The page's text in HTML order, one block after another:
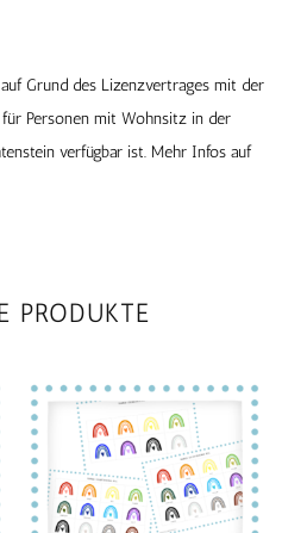
Grund des Lizenzvertrages mit der
Personen mit Wohnsitz in der
verfügbar ist. Mehr Infos auf
PRODUKTE